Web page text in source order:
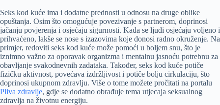
Seks kod kuće ima i dodatne prednosti u odnosu na druge oblike
opuštanja. Osim što omogućuje povezivanje s partnerom, doprinosi
jačanju povjerenja i osjećaju sigurnosti. Kada se ljudi osjećaju voljeno i
prihvaćeno, lakše se nose s izazovima koje donosi radno okruženje. Na
primjer, redoviti seks kod kuće može pomoći u boljem snu, što je
iznimno važno za oporavak organizma i mentalnu jasnoću potrebnu za
obavljanje svakodnevnih zadataka. Također, seks kod kuće potiče
fizičku aktivnost, povećava izdržljivost i potiče bolju cirkulaciju, što
doprinosi ukupnom zdravlju. Više o tome možete pročitati na portalu
Pliva zdravlje, gdje se dodatno obrađuje tema utjecaja seksualnog
zdravlja na životnu energiju.